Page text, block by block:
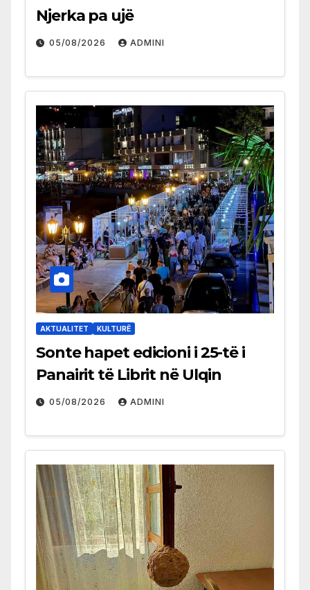
Njerka pa ujë
05/08/2026 ADMINI
AKTUALITET KULTURË
Sonte hapet edicioni i 25-të i
Panairit të Librit në Ulqin
05/08/2026 ADMINI